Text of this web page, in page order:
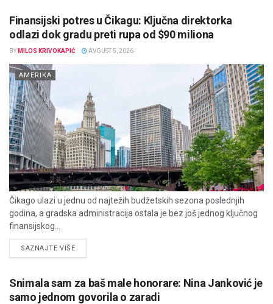
Finansijski potres u Čikagu: Ključna direktorka
odlazi dok gradu preti rupa od $90 miliona
BY MILOS KRIVOKAPIĆ AVGUST 5, 2026
AMERIKA
Čikago ulazi u jednu od najtežih budžetskih sezona poslednjih
godina, a gradska administracija ostala je bez još jednog ključnog
finansijskog...
SAZNAJTE VIŠEDETAILS
Snimala sam za baš male honorare: Nina Janković je
samo jednom govorila o zaradi